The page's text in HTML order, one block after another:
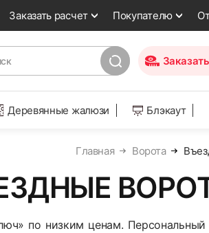
Заказать расчет Покупателю
Деревянные жалюзи Блэкаут
Главная Ворота
по низким ценам.